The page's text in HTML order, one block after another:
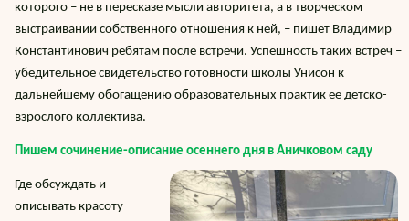
которого – не в пересказе мысли авторитета, а в творческом
выстраивании собственного отношения к ней, – пишет Владимир
Константинович ребятам после встречи. Успешность таких встреч –
убедительное свидетельство готовности школы Унисон к
дальнейшему обогащению образовательных практик ее детско-
взрослого коллектива.
Пишем сочинение-описание осеннего дня в Аничковом саду
Где обсуждать и
описывать красоту